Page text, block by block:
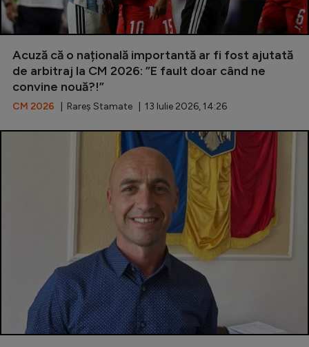
Intră în cont
Creează cont
Acuză că o națională importantă ar fi fost ajutată
de arbitraj la CM 2026: ”E fault doar când ne
convine nouă?!”
CM 2026 | Rareș Stamate | 13 Iulie 2026, 14:26